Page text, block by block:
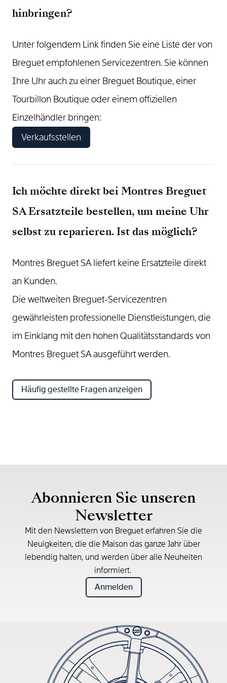
hinbringen?
Unter folgendem Link finden Sie eine Liste der von
Breguet empfohlenen Servicezentren. Sie können
Ihre Uhr auch zu einer Breguet Boutique, einer
Tourbillon Boutique oder einem offiziellen
Einzelhändler bringen:
Verkaufsstellen
Ich möchte direkt bei Montres Breguet
SA Ersatzteile bestellen, um meine Uhr
selbst zu reparieren. Ist das möglich?
Montres Breguet SA liefert keine Ersatzteile direkt
an Kunden.
Die weltweiten Breguet-Servicezentren
gewährleisten professionelle Dienstleistungen, die
im Einklang mit den hohen Qualitätsstandards von
Montres Breguet SA ausgeführt werden.
Häufig gestellte Fragen anzeigen
Abonnieren Sie unseren
Newsletter
Mit den Newslettern von Breguet erfahren Sie die
Neuigkeiten, die die Maison das ganze Jahr über
lebendig halten, und werden über alle Neuheiten
informiert.
Anmelden